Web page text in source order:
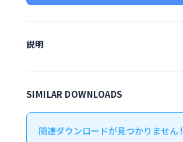
説明
SIMILAR DOWNLOADS
関連ダウンロードが見つかりません !